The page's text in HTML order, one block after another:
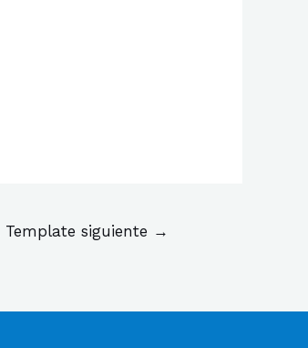
Template siguiente →